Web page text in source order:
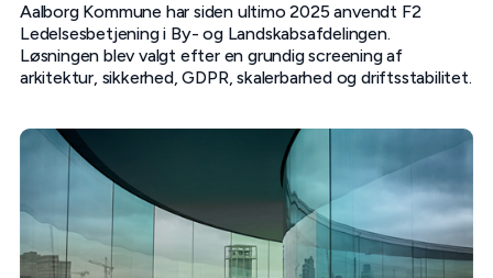
Aalborg Kommune har siden ultimo 2025 anvendt F2
Ledelsesbetjening i By- og Landskabsafdelingen.
Løsningen blev valgt efter en grundig screening af
arkitektur, sikkerhed, GDPR, skalerbarhed og driftsstabilitet.